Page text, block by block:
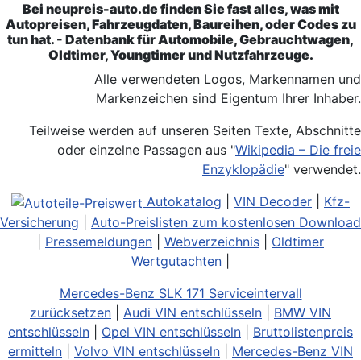
Bei neupreis-auto.de finden Sie fast alles, was mit
Autopreisen, Fahrzeugdaten, Baureihen, oder Codes zu
tun hat. - Datenbank für Automobile, Gebrauchtwagen,
Oldtimer, Youngtimer und Nutzfahrzeuge.
Alle verwendeten Logos, Markennamen und
Markenzeichen sind Eigentum Ihrer Inhaber.
Teilweise werden auf unseren Seiten Texte, Abschnitte
oder einzelne Passagen aus "Wikipedia – Die freie
Enzyklopädie" verwendet.
Autokatalog
VIN Decoder
Kfz-
Versicherung
Auto-Preislisten zum kostenlosen Download
Pressemeldungen Webverzeichnis
Oldtimer
Wertgutachten
Mercedes-Benz SLK 171 Serviceintervall
zurücksetzen
Audi VIN entschlüsseln
BMW VIN
entschlüsseln
Opel VIN entschlüsseln
Bruttolistenpreis
ermitteln
Volvo VIN entschlüsseln
Mercedes-Benz VIN